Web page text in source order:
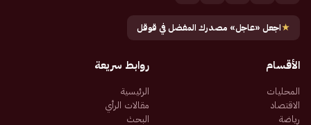
★اجعل «عاجل» مصدرك المفضل في قوقل
الأقسام
المحليات
الاقتصاد
رياضة
روابط سريعة
الرئيسية
مقالات الرأي
البحث